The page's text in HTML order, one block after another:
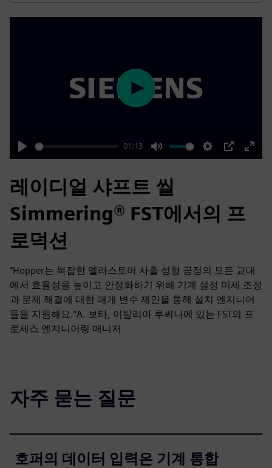
Play
01:13
Mute Settings
PIP
Enter
Play
레이디얼 샤프트 씰
Simmering® FST에서의 프
로덕션
“Hopper는 복잡한 엘라스토머 사출 성형 공정의 모든 교대
에서 효율성을 높이고 안정화하기 위해 기계 설정 미세 조정
과 문제 해결에 대한 매개 변수 제안을 통해 설치 엔지니어
들을 지원해요.“A. 보타, 이탈리아 루써나에 있는 FST의 프
로세스 엔지니어링 매니저
자주 묻는 질문
호퍼의 데이터 입력은 기계 통합